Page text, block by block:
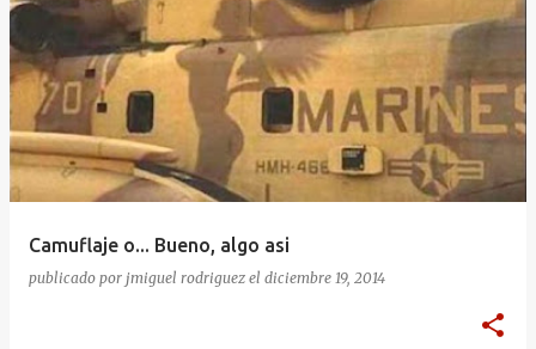
Camuflaje o... Bueno, algo asi
publicado por jmiguel rodriguez el diciembre 19, 2014